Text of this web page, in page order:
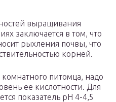
выращивания
заключается в том, что
рыхления почвы, что
корней.
питомца, надо
ее кислотности. Для
показатель рН 4-4,5